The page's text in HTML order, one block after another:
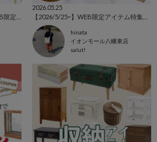
2026.05.25
【2026/5/25~】WEB限定アイテム特集⚘⚘⚘
hinata
イオンモール八幡東店
salut!